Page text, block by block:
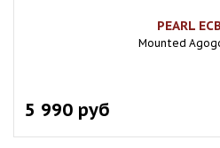
PEARL
Mounted
5 990 руб